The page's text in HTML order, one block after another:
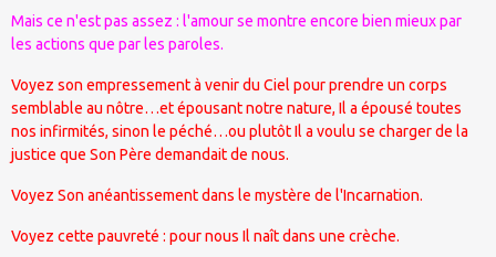
Mais ce n'est pas assez : l'amour se montre encore bien mieux par
les actions que par les paroles.
Voyez son empressement à venir du Ciel pour prendre un corps
semblable au nôtre…et épousant notre nature, Il a épousé toutes
nos infirmités, sinon le péché…ou plutôt Il a voulu se charger de la
justice que Son Père demandait de nous.
Voyez Son anéantissement dans le mystère de l'Incarnation.
Voyez cette pauvreté : pour nous Il naît dans une crèche.